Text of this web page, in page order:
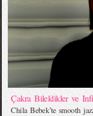
Çakra Bileklikler ve
Chila Bebek’te smooth